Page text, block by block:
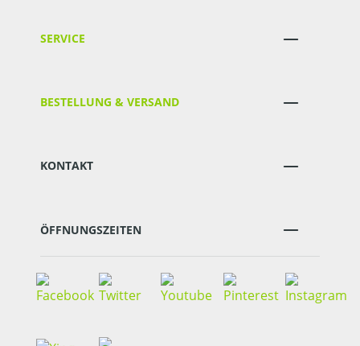
SERVICE
BESTELLUNG & VERSAND
KONTAKT
ÖFFNUNGSZEITEN